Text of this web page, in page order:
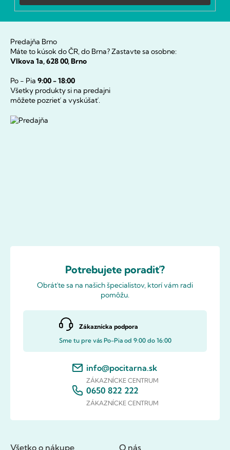
Predajňa Brno
Máte to kúsok do ČR, do Brna? Zastavte sa osobne:
Vlkova 1a, 628 00, Brno
Po - Pia 9:00 - 18:00
Všetky produkty si na predajni
môžete pozrieť a vyskúšať.
Potrebujete poradiť?
Obráťte sa na našich špecialistov, ktorí vám radi
pomôžu.
Zákaznícka podpora
Sme tu pre vás Po-Pia od 9:00 do 16:00
info@pocitarna.sk
ZÁKAZNÍCKE CENTRUM
0650 822 222
ZÁKAZNÍCKE CENTRUM
Všetko o nákupe O nás